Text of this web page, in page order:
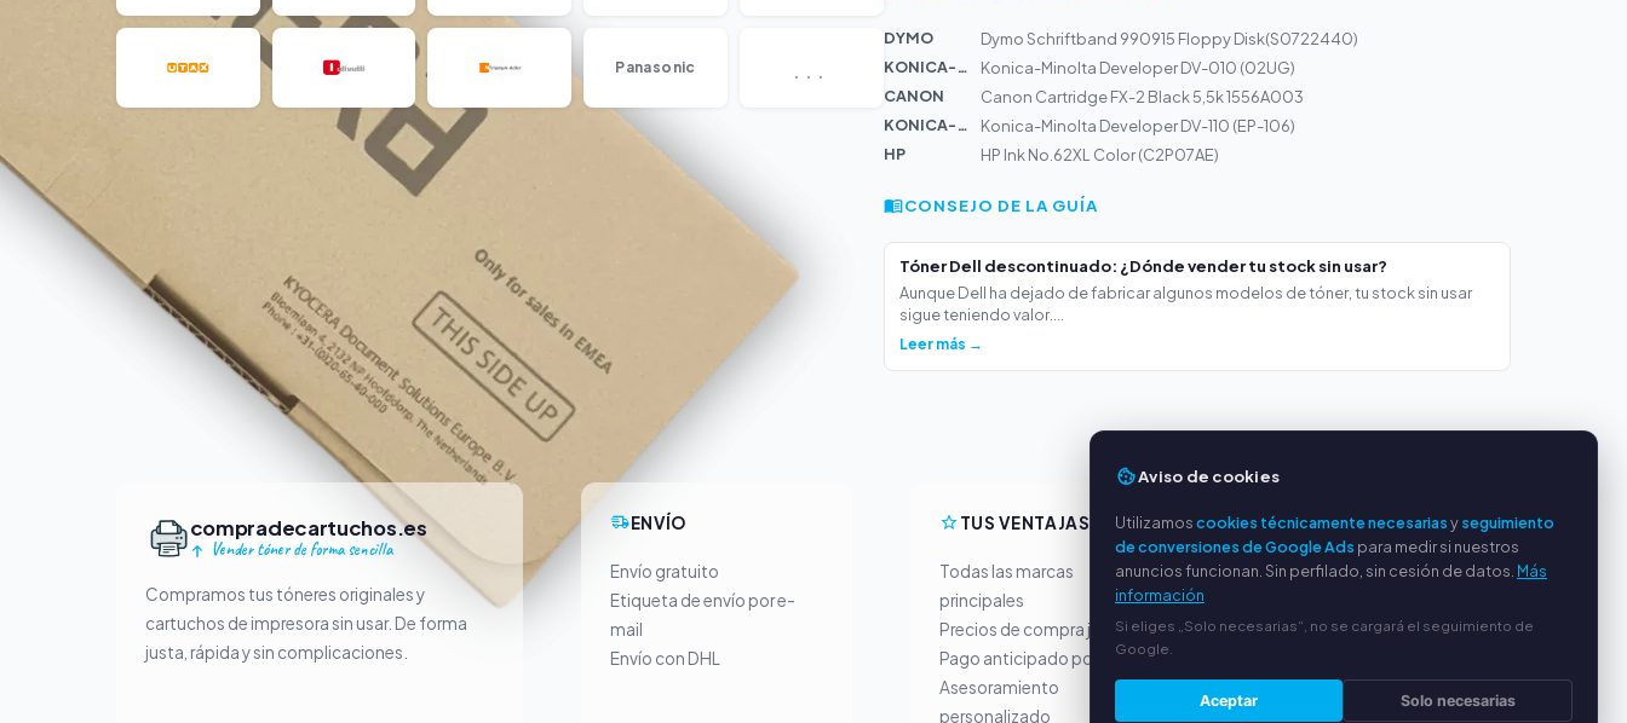
Panasonic ...
DYMO
Dymo Schriftband 990915 Floppy Disk(S0722440)
KONICA-MIN...
Konica-Minolta Developer DV-010 (02UG)
CANON
Canon Cartridge FX-2 Black 5,5k 1556A003
KONICA-MIN...
Konica-Minolta Developer DV-110 (EP-106)
HP
HP Ink No.62XL Color (C2P07AE)
CONSEJO DE LA GUÍA
Tóner Dell descontinuado: ¿Dónde vender tu stock sin usar?
Aunque Dell ha dejado de fabricar algunos modelos de tóner, tu stock sin usar
sigue teniendo valor....
Leer más →
compradecartuchos.es
Vender tóner de forma sencilla
Compramos tus tóneres originales y
cartuchos de impresora sin usar. De forma
justa, rápida y sin complicaciones.
ENVÍO
Envío gratuito
Etiqueta de envío por e-
mail
Envío con DHL
TUS VENTAJAS
Todas las marcas
principales
Precios de compra justos
Pago anticipado por PayPal
Asesoramiento
personalizado
SERVICIO
Sobre nosotros
Aviso legal
Aviso de cookies
Utilizamoscookies técnicamente necesariasyseguimiento
de conversiones de Google Ads para medir si nuestros
anuncios funcionan. Sin perfilado, sin cesión de datos. Más
información
Si eliges „Solo necesarias“, no se cargará el seguimiento de
Google.
Aceptar Solo necesarias